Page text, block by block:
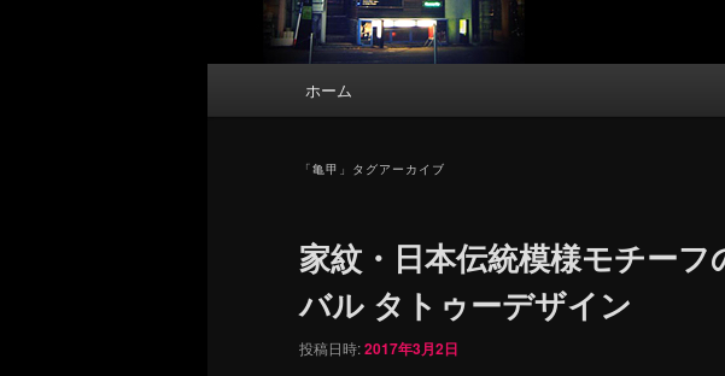
ホーム
「亀甲 」タグアーカイブ
家紋・日本伝統模様モチーフ
バル タトゥーデザイン
投稿日時:2017年3月2日